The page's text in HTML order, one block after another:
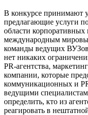
В конкурсе принимают
предлагающие услуги
области
международным
команды ведущих
нет никаких
PR-агентства,
компании, которые
коммуникационных и
ведущими
определить, кто из
реагировать в